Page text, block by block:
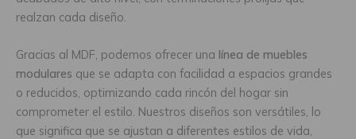
realzan cada diseño.
Gracias al MDF, podemos ofrecer una línea de muebles
modulares que se adapta con facilidad a espacios grandes
o reducidos, optimizando cada rincón del hogar sin
comprometer el estilo. Nuestros diseños son versátiles, lo
que significa que se ajustan a diferentes estilos de vida,